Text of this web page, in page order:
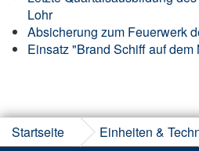
Lohr
Absicherung zum Feuerwerk
Einsatz "Brand Schiff auf dem
Startseite Einheiten &